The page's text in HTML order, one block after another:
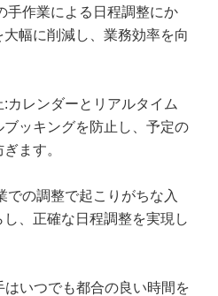
作業による日程調整にか
幅に削減し、業務効率を向
レンダーとリアルタイム
ッキングを防止し、予定の
ます。
の調整で起こりがちな入
、正確な日程調整を実現し
いつでも都合の良い時間を